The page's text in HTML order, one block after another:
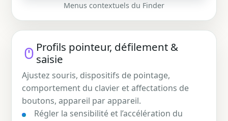
Menus contextuels du Finder
Profils pointeur, défilement &
saisie
Ajustez souris, dispositifs de pointage,
comportement du clavier et affectations de
boutons, appareil par appareil.
Régler la sensibilité et l’accélération du